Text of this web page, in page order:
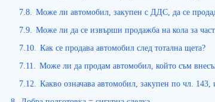
7.8. Може ли автомобил, закупен с ДДС, да се
7.9. Може ли да се извърши продажба на кола за
7.10. Как се продава автомобил след тотална щета?
7.11. Може ли да продам автомобил, който съм
7.12. Какво означава автомобил, закупен по чл. 143,